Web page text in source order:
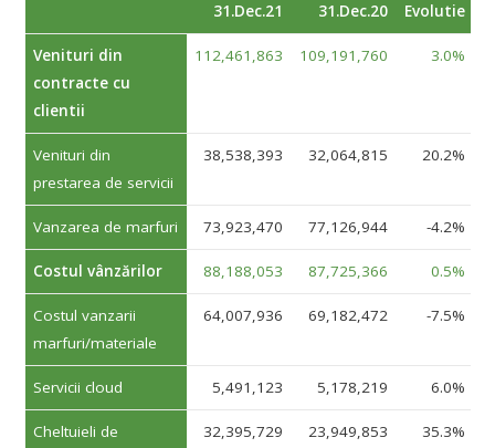
31.Dec.21 31.Dec.20 Evolutie
Venituri din
contracte cu
clientii
112,461,863 109,191,760 3.0%
Venituri din
prestarea de servicii
38,538,393 32,064,815 20.2%
Vanzarea de marfuri 73,923,470 77,126,944 -4.2%
Costul vânzărilor 88,188,053 87,725,366 0.5%
Costul vanzarii
marfuri/materiale
64,007,936 69,182,472 -7.5%
Servicii cloud 5,491,123 5,178,219 6.0%
Cheltuieli de
32,395,729 23,949,853 35.3%